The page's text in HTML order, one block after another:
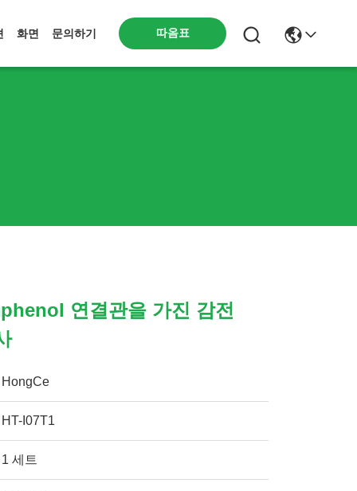
화면 문의하기 따옴표
연결관을 가진 감전
HongCe
HT-I07T1
1 세트